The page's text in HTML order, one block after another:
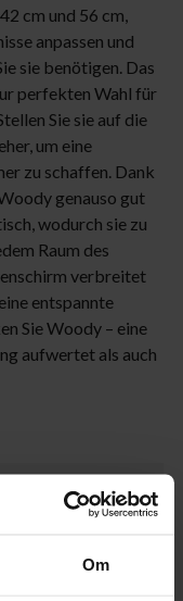
Om
cm und 56 cm,
anpassen und
sie benötigen. Das
perfekten Wahl für
Sie sie auf die
um eine
zu schaffen. Dank
genauso gut
wodurch sie zu
Raum des
verbreitet
entspannte
Sie Woody – eine
aufwertet als auch